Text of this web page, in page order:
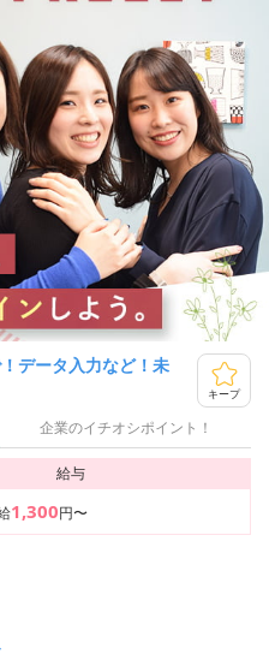
データ入力など！未
キープ
企業のイチオシポイント！
給与
1,300円〜